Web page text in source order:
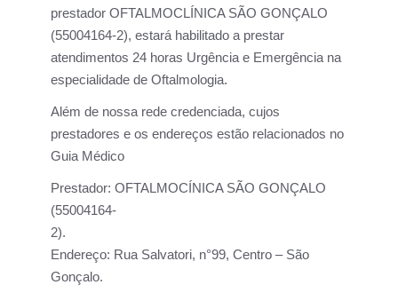
prestador OFTALMOCLÍNICA SÃO GONÇALO
(55004164-2), estará habilitado a prestar
atendimentos 24 horas Urgência e Emergência na
especialidade de Oftalmologia.
Além de nossa rede credenciada, cujos
prestadores e os endereços estão relacionados no
Guia Médico
Prestador: OFTALMOCÍNICA SÃO GONÇALO
(55004164-
2).
Endereço: Rua Salvatori, n°99, Centro – São
Gonçalo.